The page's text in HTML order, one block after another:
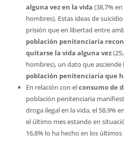
alguna vez en la vida (38,7%
hombres). Estas ideas de
prisión que en libertad entre
población penitenciaria
quitarse la vida alguna vez
hombres), un dato que asciende
población penitenciaria que
En relación con elconsumo de
población penitenciaria
droga ilegal en la vida, el 58,9%
el último mes estando en
16,8% lo ha hecho en los